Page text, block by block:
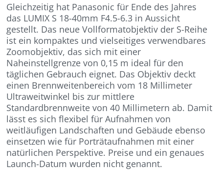
Gleichzeitig hat Panasonic für Ende des Jahres
das LUMIX S 18-40mm F4.5-6.3 in Aussicht
gestellt. Das neue Vollformatobjektiv der S-Reihe
ist ein kompaktes und vielseitiges verwendbares
Zoomobjektiv, das sich mit einer
Naheinstellgrenze von 0,15 m ideal für den
täglichen Gebrauch eignet. Das Objektiv deckt
einen Brennweitenbereich vom 18 Millimeter
Ultraweitwinkel bis zur mittlere
Standardbrennweite von 40 Millimetern ab. Damit
lässt es sich flexibel für Aufnahmen von
weitläufigen Landschaften und Gebäude ebenso
einsetzen wie für Porträtaufnahmen mit einer
natürlichen Perspektive. Preise und ein genaues
Launch-Datum wurden nicht genannt.